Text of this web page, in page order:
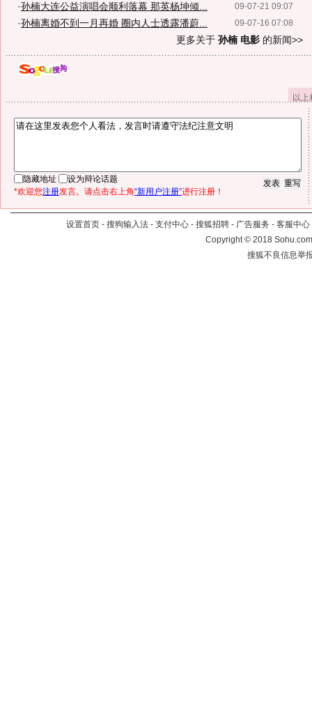
09-07-21 09:07
·孙楠大连公益演唱会顺利落幕 那英杨坤倾...
09-07-16 07:08
·孙楠离婚不到一月再婚 圈内人士透露潘蔚...
更多关于 孙楠 电影 的新闻>>
以
隐藏地址
设为辩论话题
*欢迎您注册发言。请点击右上角“新用户注册”进行注册！
设置首页 - 搜狗输入法 - 支付中心 - 搜狐招聘 - 广告服务 - 客服中心
Copyright©2018
搜狐不良信息举